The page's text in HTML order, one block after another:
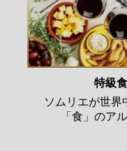
特級
ソムリエが世界
「食」のア